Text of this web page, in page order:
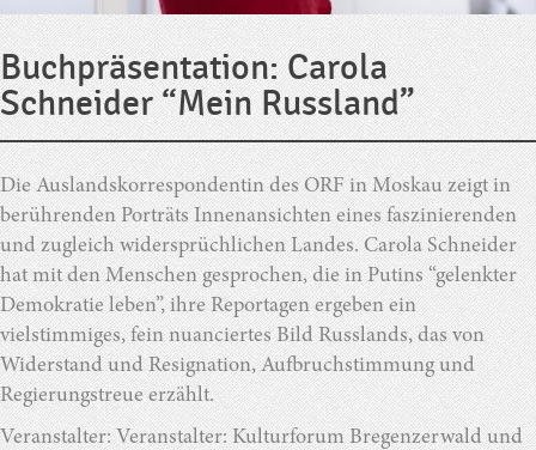
Buchpräsentation: Carola
Schneider “Mein Russland”
Die Auslandskorrespondentin des ORF in Moskau zeigt in
berührenden Porträts Innenansichten eines faszinierenden
und zugleich widersprüchlichen Landes. Carola Schneider
hat mit den Menschen gesprochen, die in Putins “gelenkter
Demokratie leben”, ihre Reportagen ergeben ein
vielstimmiges, fein nuanciertes Bild Russlands, das von
Widerstand und Resignation, Aufbruchstimmung und
Regierungstreue erzählt.
Veranstalter: Veranstalter: Kulturforum Bregenzerwald und